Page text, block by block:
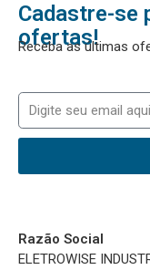
Cadastre-se
ofertas!
Receba as últimas
Razão Social
ELETROWISE